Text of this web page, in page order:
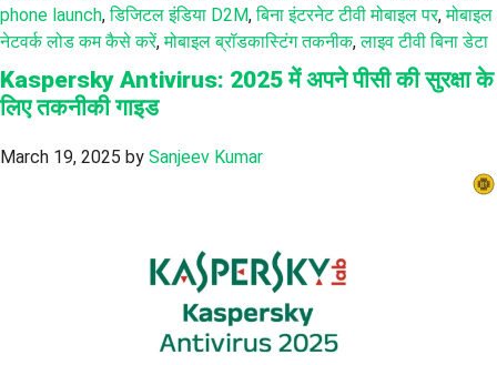
phone launch,डिजिटल इंडिया D2M,बिना इंटरनेट टीवी मोबाइल पर,मोबाइल
नेटवर्क लोड कम कैसे करें,मोबाइल ब्रॉडकास्टिंग तकनीक,लाइव टीवी बिना डेटा
Kaspersky Antivirus: 2025 में अपने पीसी की सुरक्षा के
लिए तकनीकी गाइड
March 19, 2025 by Sanjeev Kumar